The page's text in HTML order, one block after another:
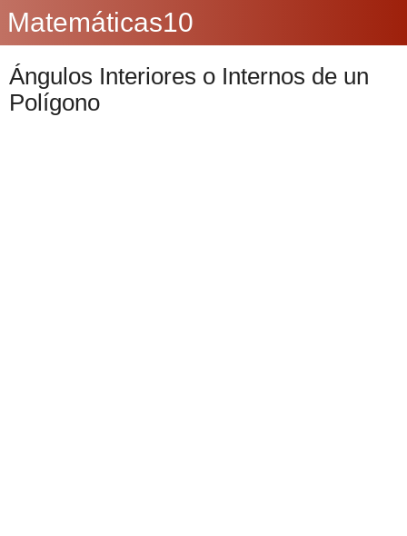
Matemáticas10
Ángulos Interiores o Internos de un
Polígono